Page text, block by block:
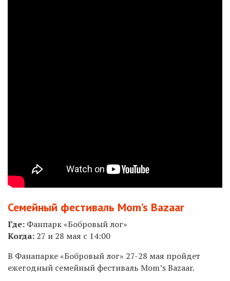
Семейный фестиваль Mom’s Bazaar
Где: Фанпарк «Бобровый лог»
Когда: 27 и 28 мая с 14:00
В Фанапарке «Бобровый лог» 27-28 мая пройдет
ежегодный семейный фестиваль Mom’s Bazaar.